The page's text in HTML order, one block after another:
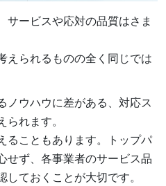
サービスや応対の品質はさま
えられるものの全く同じでは
ノウハウに差がある、対応ス
れます。
ることもあります。トップパ
せず、各事業者のサービス品
ておくことが大切です。